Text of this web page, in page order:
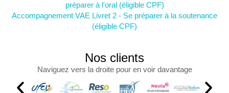
préparer à l'oral (éligible CPF)
Accompagnement VAE Livret 2 - Se préparer à la soutenance
(éligible CPF)
Nos clients
Naviguez vers la droite pour en voir davantage